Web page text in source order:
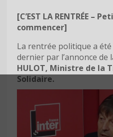
[C’EST LA RENTRÉE –
commencer]
La rentrée politique a
dernier par l’annonce de
HULOT, Ministre de la
Solidaire.